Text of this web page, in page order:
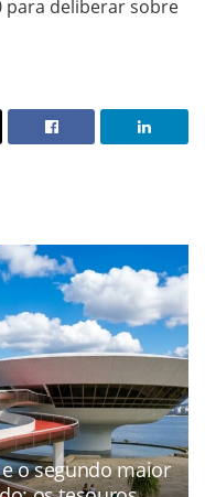
para deliberar sobre
o segundo maior